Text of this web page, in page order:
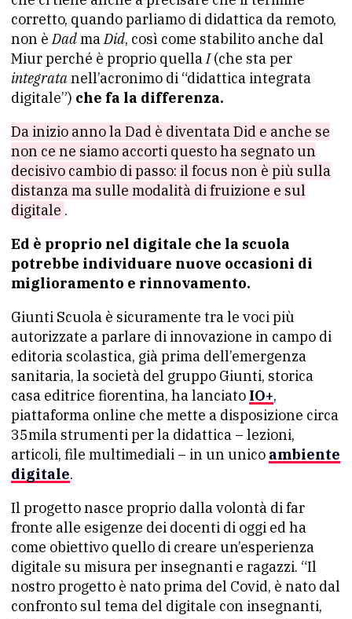
corretto, quando parliamo di didattica da remoto,
non èDadmaDid, così come stabilito anche dal
Miur perché è proprio quellaI(che sta per
integratanell’acronimo di “didattica integrata
digitale”) che fa la differenza.
Da inizio anno la Dad è diventata Did e anche se
non ce ne siamo accorti questo ha segnato un
decisivo cambio di passo: il focus non è più sulla
distanza ma sulle modalità di fruizione e sul
digitale .
Ed è proprio nel digitale che la scuola
potrebbe individuare nuove occasioni di
miglioramento e rinnovamento.
Giunti Scuola è sicuramente tra le voci più
autorizzate a parlare di innovazione in campo di
editoria scolastica, già prima dell’emergenza
sanitaria, la società del gruppo Giunti, storica
casa editrice fiorentina, ha lanciato IO+,
piattaforma online che mette a disposizione circa
35mila strumenti per la didattica – lezioni,
articoli, file multimediali – in un unico ambiente
digitale.
Il progetto nasce proprio dalla volontà di far
fronte alle esigenze dei docenti di oggi ed ha
come obiettivo quello di creare un’esperienza
digitale su misura per insegnanti e ragazzi. “Il
nostro progetto è nato prima del Covid, è nato dal
confronto sul tema del digitale con insegnanti,